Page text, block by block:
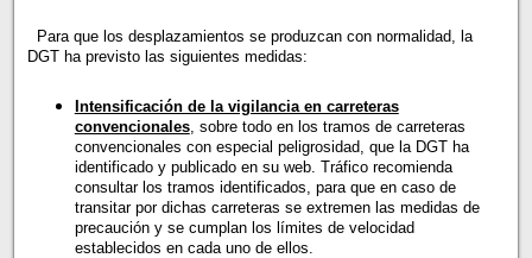
Para que los desplazamientos se produzcan con normalidad, la
DGT ha previsto las siguientes medidas:
Intensificación de la vigilancia en carreteras
convencionales, sobre todo en los tramos de carreteras
convencionales con especial peligrosidad, que la DGT ha
identificado y publicado en su web. Tráfico recomienda
consultar los tramos identificados, para que en caso de
transitar por dichas carreteras se extremen las medidas de
precaución y se cumplan los límites de velocidad
establecidos en cada uno de ellos.